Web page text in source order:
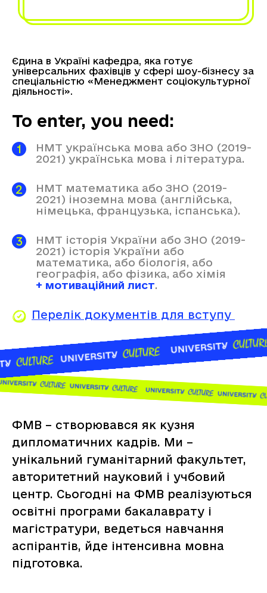
Єдина в Україні кафедра, яка готує
універсальних фахівців у сфері шоу-бізнесу за
спеціальністю «Менеджмент соціокультурної
діяльності».
To enter, you need:
НМТ українська мова або ЗНО (2019-
2021) українська мова і література.
НМТ математика або ЗНО (2019-
2021) іноземна мова (англійська,
німецька, французька, іспанська).
НМТ історія України або ЗНО (2019-
2021) історія України або
математика, або біологія, або
географія, або фізика, або хімія
+ мотиваційний лист.
Перелік документів для вступу
ФМВ – створювався як кузня
дипломатичних кадрів. Ми –
унікальний гуманітарний факультет,
авторитетний науковий і учбовий
центр. Сьогодні на ФМВ реалізуються
освітні програми бакалаврату і
магістратури, ведеться навчання
аспірантів, йде інтенсивна мовна
підготовка.